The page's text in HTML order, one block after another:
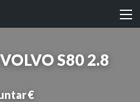
S80 2.8
€